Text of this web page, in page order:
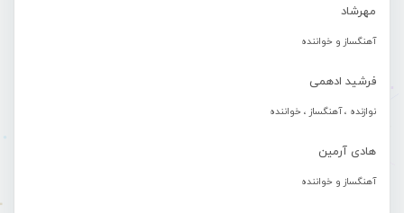
مهرشاد
آهنگساز و خواننده
فرشید ادهمی
نوازنده ، آهنگساز ، خواننده
هادی آرمین
آهنگساز و خواننده